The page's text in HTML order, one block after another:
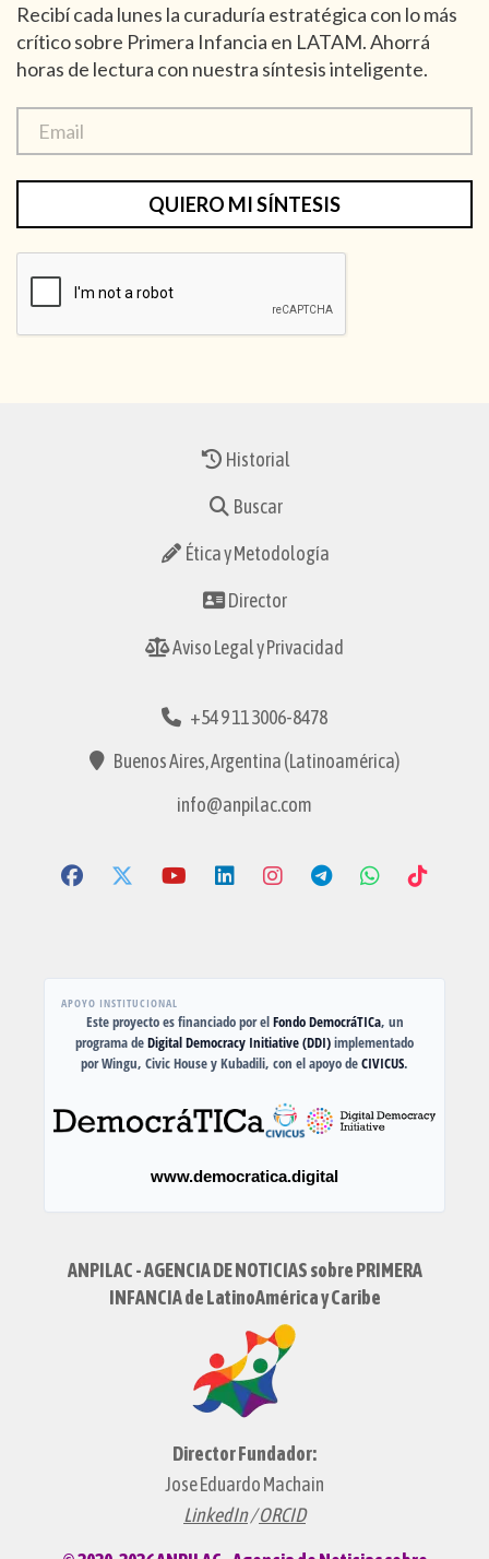
Recibí cada lunes la curaduría estratégica con lo más
crítico sobre Primera Infancia en LATAM. Ahorrá
horas de lectura con nuestra síntesis inteligente.
QUIERO MI SÍNTESIS
Historial
Buscar
Ética y Metodología
Director
Aviso Legal y Privacidad
APOYO INSTITUCIONAL
Este proyecto es financiado por elFondo DemocráTICa, un
programa deDigital Democracy Initiative (DDI)implementado
por Wingu, Civic House y Kubadili, con el apoyo deCIVICUS.
www.democratica.digital
ANPILAC - AGENCIA DE NOTICIAS sobre PRIMERA
INFANCIA de LatinoAmérica y Caribe
Director Fundador:
Jose Eduardo Machain
LinkedIn/ORCID
+54 9 11 3006-8478
Buenos Aires, Argentina (Latinoamérica)
info@anpilac.com